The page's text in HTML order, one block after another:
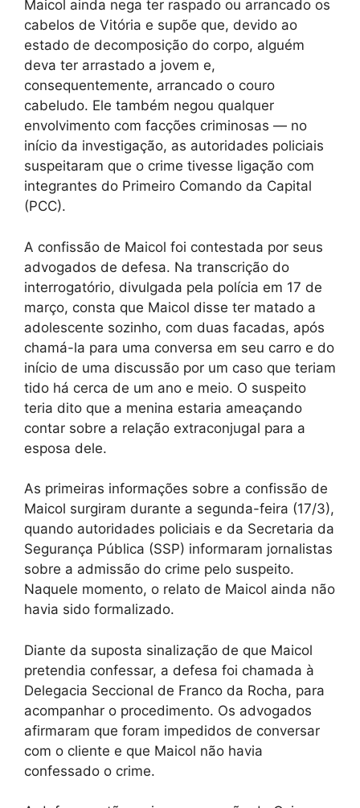
Maicol ainda nega ter raspado ou arrancado os
cabelos de Vitória e supõe que, devido ao
estado de decomposição do corpo, alguém
deva ter arrastado a jovem e,
consequentemente, arrancado o couro
cabeludo. Ele também negou qualquer
envolvimento com facções criminosas — no
início da investigação, as autoridades policiais
suspeitaram que o crime tivesse ligação com
integrantes do Primeiro Comando da Capital
(PCC).
A confissão de Maicol foi contestada por seus
advogados de defesa. Na transcrição do
interrogatório, divulgada pela polícia em 17 de
março, consta que Maicol disse ter matado a
adolescente sozinho, com duas facadas, após
chamá-la para uma conversa em seu carro e do
início de uma discussão por um caso que teriam
tido há cerca de um ano e meio. O suspeito
teria dito que a menina estaria ameaçando
contar sobre a relação extraconjugal para a
esposa dele.
As primeiras informações sobre a confissão de
Maicol surgiram durante a segunda-feira (17/3),
quando autoridades policiais e da Secretaria da
Segurança Pública (SSP) informaram jornalistas
sobre a admissão do crime pelo suspeito.
Naquele momento, o relato de Maicol ainda não
havia sido formalizado.
Diante da suposta sinalização de que Maicol
pretendia confessar, a defesa foi chamada à
Delegacia Seccional de Franco da Rocha, para
acompanhar o procedimento. Os advogados
afirmaram que foram impedidos de conversar
com o cliente e que Maicol não havia
confessado o crime.